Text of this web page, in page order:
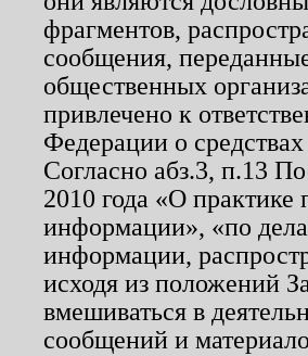
фрагментов,
сообщения,
общественных
привлечено к
Федерации о
Согласно абз.3, п.13
2010 года «О
информации», «по
информации,
исходя из положений
вмешиваться в
сообщений и